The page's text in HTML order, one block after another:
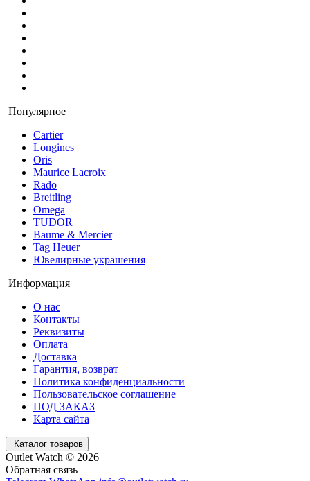
Популярное
Cartier
Longines
Oris
Maurice Lacroix
Rado
Breitling
Omega
TUDOR
Baume & Mercier
Tag Heuer
Ювелирные украшения
Информация
О нас
Контакты
Реквизиты
Оплата
Доставка
Гарантия, возврат
Политика конфиденциальности
Пользовательское соглашение
ПОД ЗАКАЗ
Карта сайта
Каталог товаров
Outlet Watch © 2026
Обратная связь